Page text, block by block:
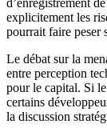
d’enregistrement
explicitement les
pourrait faire peser
Le débat sur la
entre perception
pour le capital. Si
certains
la discussion